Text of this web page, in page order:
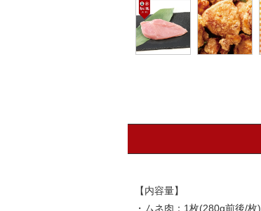
【内容量】
・ムネ肉：1枚(280g前後/枚)